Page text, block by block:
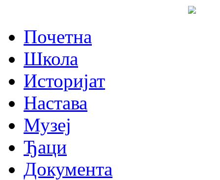
Почетна
Школа
Историјат
Настава
Музеј
Ђаци
Документа